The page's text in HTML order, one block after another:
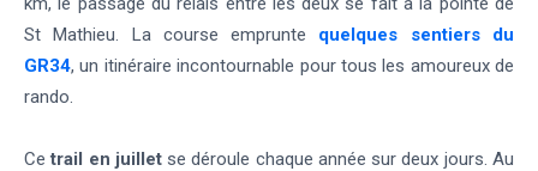
St Mathieu. La course emprunte quelques sentiers du
GR34, un itinéraire incontournable pour tous les amoureux de
rando.
Cetrail en juilletse déroule chaque année sur deux jours. Au